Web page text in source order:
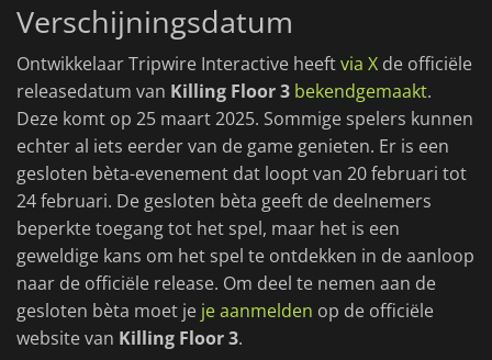
Verschijningsdatum
Ontwikkelaar Tripwire Interactive heeftvia X de officiële
releasedatum van Killing Floor 3 bekendgemaakt.
Deze komt op 25 maart 2025. Sommige spelers kunnen
echter al iets eerder van de game genieten. Er is een
gesloten bèta-evenement dat loopt van 20 februari tot
24 februari. De gesloten bèta geeft de deelnemers
beperkte toegang tot het spel, maar het is een
geweldige kans om het spel te ontdekken in de aanloop
naar de officiële release. Om deel te nemen aan de
gesloten bèta moet je je aanmelden op de officiële
website van Killing Floor 3.